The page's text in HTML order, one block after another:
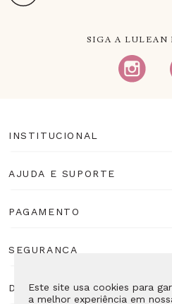
Este site usa cookies para
a melhor experiência em
SIGA A LULEAN
INSTITUCIONAL
AJUDA E SUPORTE
PAGAMENTO
SEGURANÇA
DESENVOLVIMENTO